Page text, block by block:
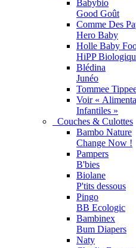
Babybio
Good Goût
Comme Des
Hero Baby
Holle Baby
HiPP
Blédina
Junéo
Tommee
Voir «
Infantiles »
Couches & Culottes
Bambo Nature
Change Now !
Pampers
B'bies
Biolane
P'tits dessous
Pingo
BB Ecologic
Bambinex
Bum Diapers
Naty